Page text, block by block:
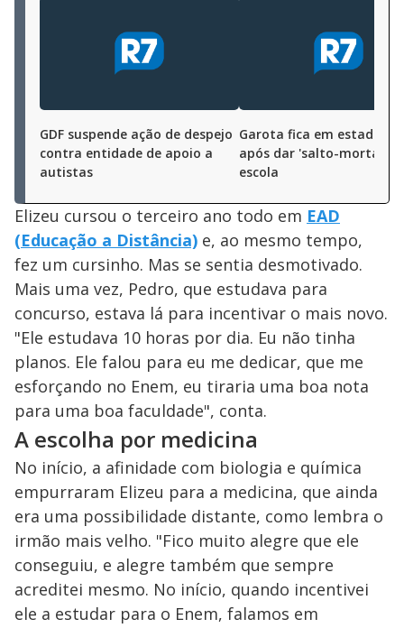
GDF suspende ação de despejo
contra entidade de apoio a
autistas
Garota fica em estado
após dar 'salto-mortal'
escola
Elizeu cursou o terceiro ano todo em EAD
(Educação a Distância) e, ao mesmo tempo,
fez um cursinho. Mas se sentia desmotivado.
Mais uma vez, Pedro, que estudava para
concurso, estava lá para incentivar o mais novo.
"Ele estudava 10 horas por dia. Eu não tinha
planos. Ele falou para eu me dedicar, que me
esforçando no Enem, eu tiraria uma boa nota
para uma boa faculdade", conta.
A escolha por medicina
No início, a afinidade com biologia e química
empurraram Elizeu para a medicina, que ainda
era uma possibilidade distante, como lembra o
irmão mais velho. "Fico muito alegre que ele
conseguiu, e alegre também que sempre
acreditei mesmo. No início, quando incentivei
ele a estudar para o Enem, falamos em